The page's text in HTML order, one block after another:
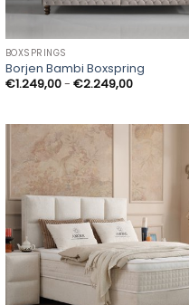
BOXSPRINGS
Borjen Bambi Boxspring
€1.249,00- €2.249,00Prijsklasse:
€1.249,00